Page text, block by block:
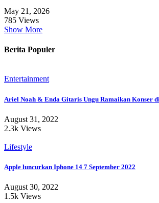
May 21, 2026
785 Views
Show More
Berita Populer
Entertainment
Ariel Noah & Enda Gitaris Ungu Ramaikan Konser
August 31, 2022
2.3k Views
Lifestyle
Apple luncurkan Iphone 14 7 September 2022
August 30, 2022
1.5k Views